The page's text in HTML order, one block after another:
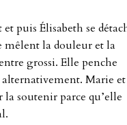
puis Élisabeth se
mêlent la douleur et la
grossi. Elle penche
Marie et
soutenir parce qu’elle